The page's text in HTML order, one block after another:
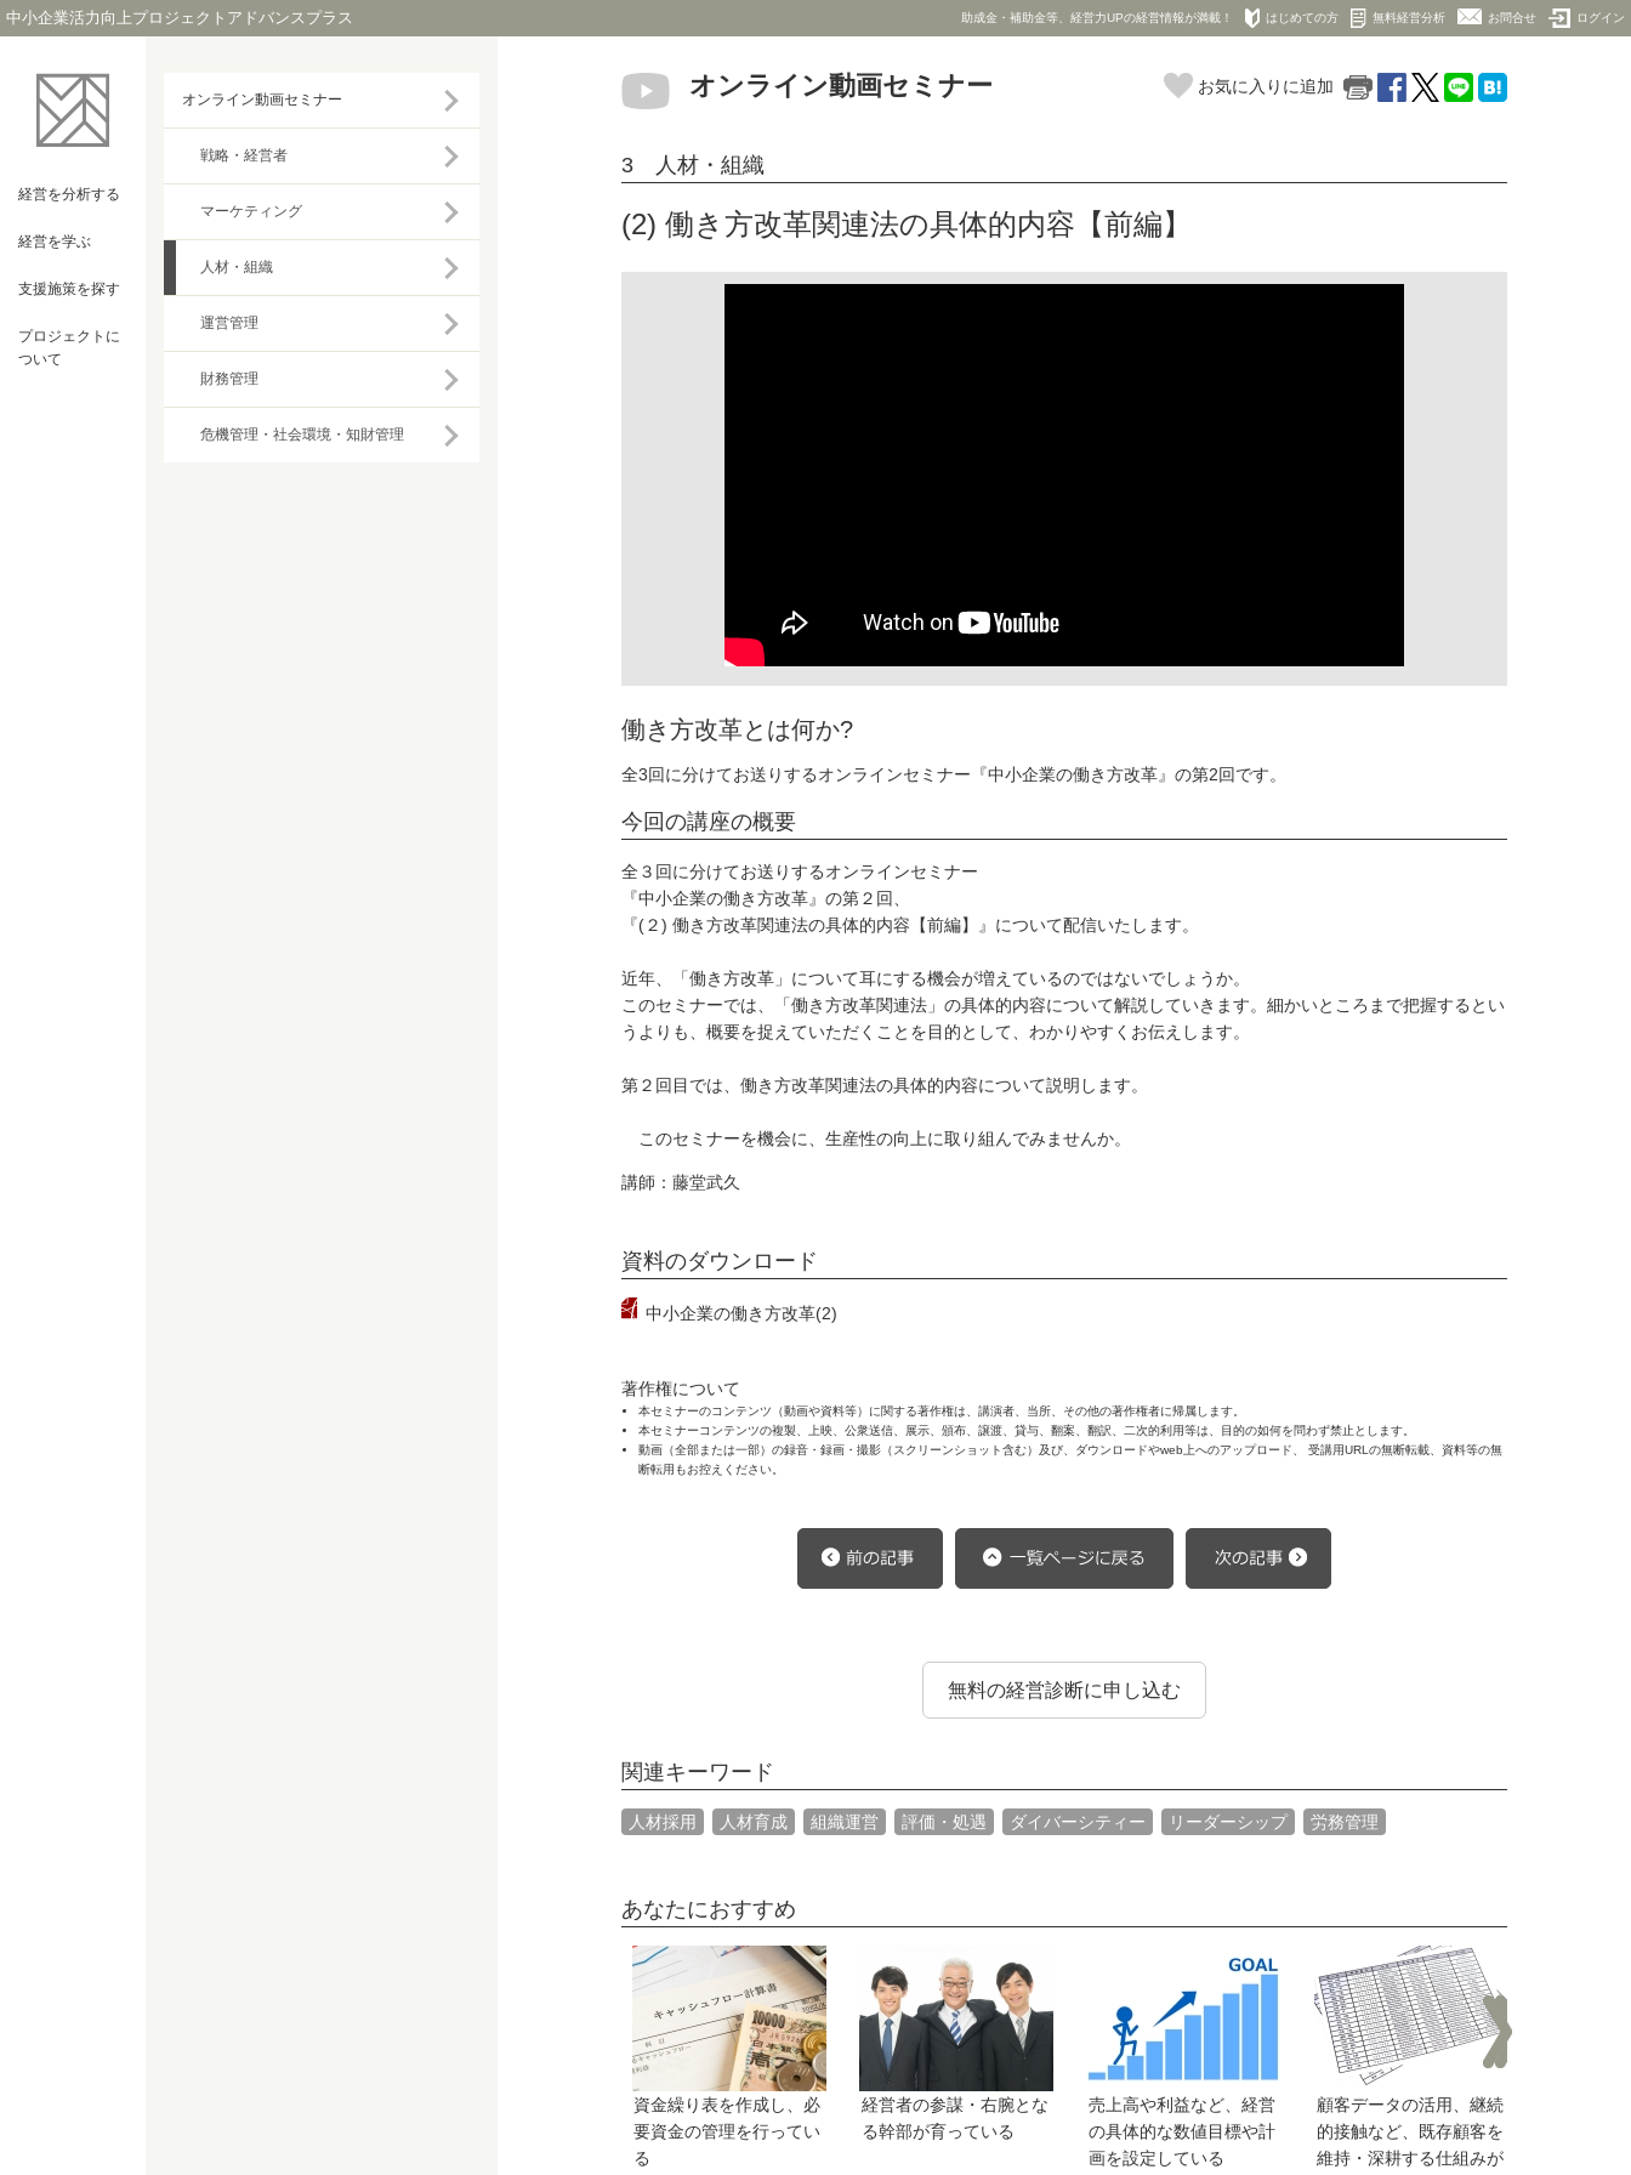
中小企業活力向上プロジェクトアドバンスプラス 助成金・補助金等、経営力UPの経営情報が満載！ はじめての方 無料経営分析 お問合せ ログイン
経営を分析する
経営を学ぶ
支援施策を探す
プロジェクト に
ついて
オンライン動画セミナー
戦略・経営者
マーケティング
人材・組織
運営管理
財務管理
危機管理・社会環境・知財管理
オンライン動画セミナー お気に入りに追加
3 人材・組織
(2) 働き方改革関連法の具体的内容【前編】
働き方改革とは何か?
全3回に分けてお送りするオンラインセミナー『中小企業の働き方改革』の第2回です。
今回の講座の概要
全３回に分けてお送りするオンラインセミナー
『中小企業の働き方改革』の第２回、
『 (２) 働き方改革関連法の具体的内容【前編】』について配信いたします。
近年、「働き方改革」について耳にする機会が増えているのではないでしょうか。
このセミナーでは、「働き方改革関連法」の具体的内容について解説していきます。細かいところまで把握するとい
うよりも、概要を捉えていただくことを目的として、わかりやすくお伝えします。
第２回目では、働き方改革関連法の具体的内容について説明します。
このセミナーを機会に、生産性の向上に取り組んでみませんか。
講師：藤堂武久
資料のダウンロード
中小企業の働き方改革(2)
著作権について
本セミナーのコンテンツ（動画や資料等）に関する著作権は、講演者、当所、その他の著作権者に帰属します。
本セミナーコンテンツの複製、上映、公衆送信、展示、頒布、譲渡、貸与、翻案、翻訳、二次的利用等は、目的の如何を問わず禁止とします。
動画（全部または一部）の録音・録画・撮影（スクリーンショット含む）及び、ダウンロードやweb上へのアップロード、 受講用URLの無断転載、資料等の無
断転用もお控えください。
無料の経営診断に申し込む
関連キーワード
人材採用 人材育成 組織運営 評価・処遇 ダイバーシティー リーダーシップ 労務管理
あなたにおすすめ
資金繰り表を作成し、必
要資金の管理を行ってい
る
経営者の参謀・右腕とな
る幹部が育っている
売上高や利益など、経営
の具体的な数値目標や計
画を設定している
顧客データの活用、継続
的接触など、既存顧客を
維持・深耕する仕組みが